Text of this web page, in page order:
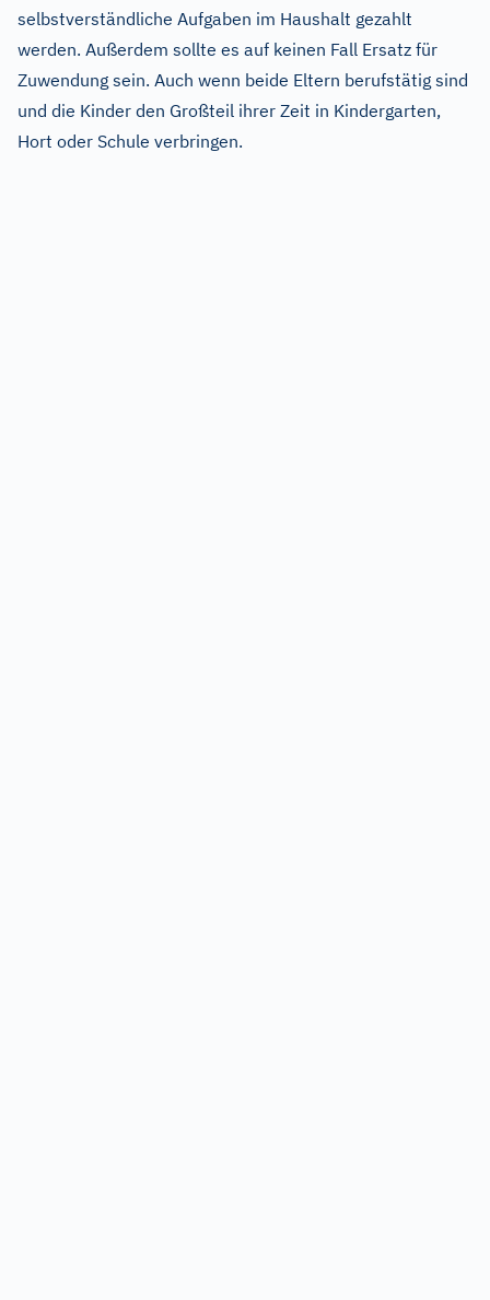
selbstverständliche Aufgaben im Haushalt gezahlt
werden. Außerdem sollte es auf keinen Fall Ersatz für
Zuwendung sein. Auch wenn beide Eltern berufstätig sind
und die Kinder den Großteil ihrer Zeit in Kindergarten,
Hort oder Schule verbringen.